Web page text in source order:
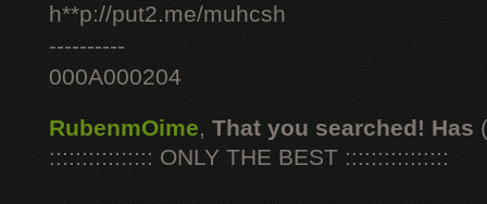
h**p://put2.me/muhcsh
----------
000A000204
RubenmOime, That you searched! Has
:::::::::::::::: ONLY THE BEST ::::::::::::::::